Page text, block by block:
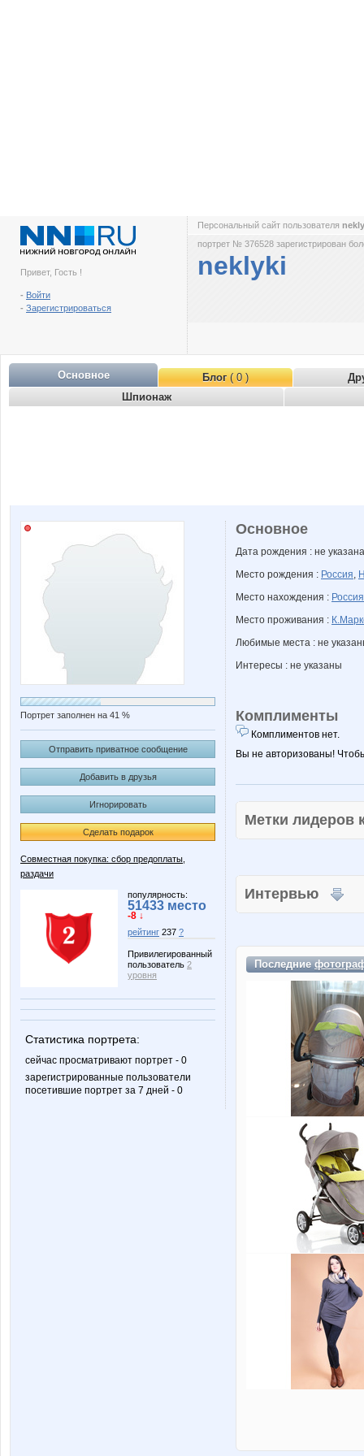
Привет, Гость !
- Войти
- Зарегистрироваться
Персональный сайт пользователя
портрет № 376528 зарегистрирован
neklyki
Основное Блог( 0 )
Шпионаж
Портрет заполнен на 41 %
Отправить приватное сообщение
Добавить в друзья
Игнорировать
Сделать подарок
Совместная покупка: сбор предоплаты,
раздачи
популярность:
51433 место
-8 ↓
рейтинг 237 ?
Привилегированный
пользователь 2
уровня
Статистика портрета:
сейчас просматривают портрет - 0
зарегистрированные пользователи
посетившие портрет за 7 дней - 0
Основное
Дата рождения : не указана
Место рождения : Россия,
Место нахождения : Россия
Место проживания :
Любимые места : не
Интересы : не указаны
Комплименты
Комплиментов нет.
Вы не авторизованы!
Метки
Интервью
Последние